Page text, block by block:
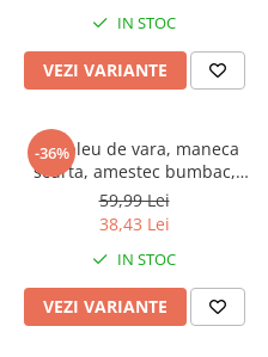
IN STOC
VEZI VARIANTE
-36%
Compleu de vara, maneca
scurta, amestec bumbac,
Frozen Disney
59,99 Lei
38,43 Lei
IN STOC
VEZI VARIANTE